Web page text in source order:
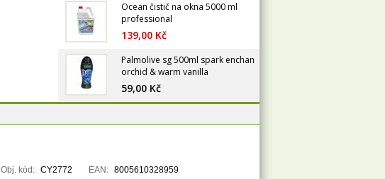
Ocean čistič na okna 5000 ml
professional
139,00 Kč
Palmolive sg 500ml spark enchan
orchid & warm vanilla
59,00 Kč
Obj. kód: CY2772 EAN: 8005610328959